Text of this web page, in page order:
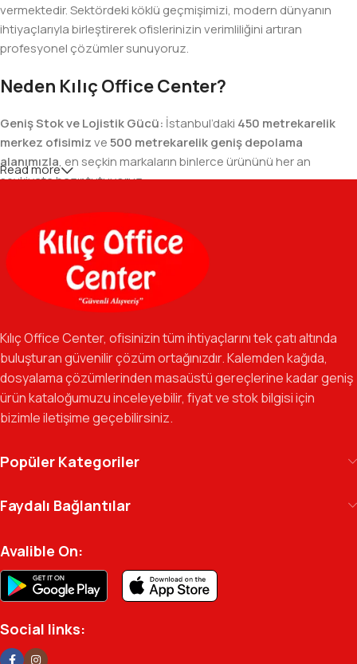
vermektedir. Sektördeki köklü geçmişimizi, modern dünyanın
ihtiyaçlarıyla birleştirerek ofislerinizin verimliliğini artıran
profesyonel çözümler sunuyoruz.
Neden Kılıç Office Center?
Geniş Stok ve Lojistik Gücü: İstanbul’daki 450 metrekarelik
merkez ofisimizve500 metrekarelik geniş depolama
alanımızla, en seçkin markaların binlerce ürününü her an
sevkiyata hazır tutuyoruz.
Geniş Ürün Yelpazesi:Temel kırtasiye malzemelerinden teknik
ofis gereçlerine kadar, iş hayatınızda ihtiyaç duyduğunuz her
şeyi tek bir çatı altında, en uygun fiyat avantajlarıyla bulmanızı
sağlıyoruz.
Özverili Takım Ruhu:İşini tutkuyla yapan, güler yüzlü ve çözüm
güvenilir bir yol arkadaşı olmayı hedefliyoruz.
Gelecek Vizyonu:Kurumsal kimliğimizi yeni iş birlikleri ve global
markalarla güçlendirerek, Türkiye genelinde müşteri ağımızı her
geçen gün büyütmeye devam ediyoruz.
Kılıç Office Center
arşivinizdeki dosyaya kadar her detayda yanınızda.
Ofisinizin enerjisini ve verimliliğini artırmak için
profesyonel kadromuzla hizmetinizdeyiz.
Read more
Kılıç Office Center, ofisinizin tüm ihtiyaçlarını tek çatı altında
buluşturan güvenilir çözüm ortağınızdır. Kalemden kağıda,
dosyalama çözümlerinden masaüstü gereçlerine kadar geniş
ürün kataloğumuzu inceleyebilir, fiyat ve stok bilgisi için
bizimle iletişime geçebilirsiniz.
Popüler Kategoriler
Faydalı Bağlantılar
Avalible On:
Social links: